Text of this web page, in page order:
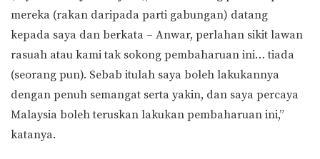
mereka (rakan daripada parti gabungan) datang
kepada saya dan berkata – Anwar, perlahan sikit lawan
rasuah atau kami tak sokong pembaharuan ini… tiada
(seorang pun). Sebab itulah saya boleh lakukannya
dengan penuh semangat serta yakin, dan saya percaya
Malaysia boleh teruskan lakukan pembaharuan ini,”
katanya.